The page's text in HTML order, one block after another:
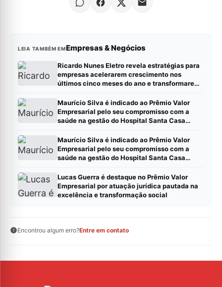
LEIA TAMBÉM EMEmpresas & Negócios
Ricardo Nunes Eletro revela estratégias para
empresas acelerarem crescimento nos
últimos cinco meses do ano e transformarem
Maurício Silva é indicado ao Prêmio Valor
Empresarial pelo seu compromisso com a
saúde na gestão do Hospital Santa Casa
Maurício Silva é indicado ao Prêmio Valor
Empresarial pelo seu compromisso com a
saúde na gestão do Hospital Santa Casa
Lucas Guerra é destaque no Prêmio Valor
Empresarial por atuação jurídica pautada na
excelência e transformação social
Encontrou algum erro?Entre em contato